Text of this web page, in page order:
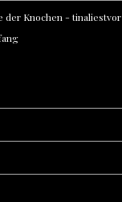
der Knochen - tinaliestvor